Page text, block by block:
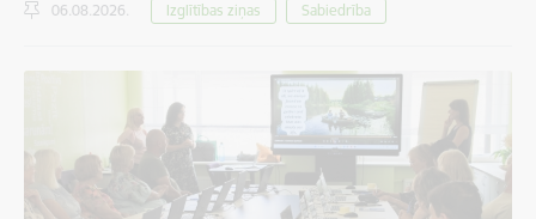
06.08.2026. Izglītības ziņas Sabiedrība